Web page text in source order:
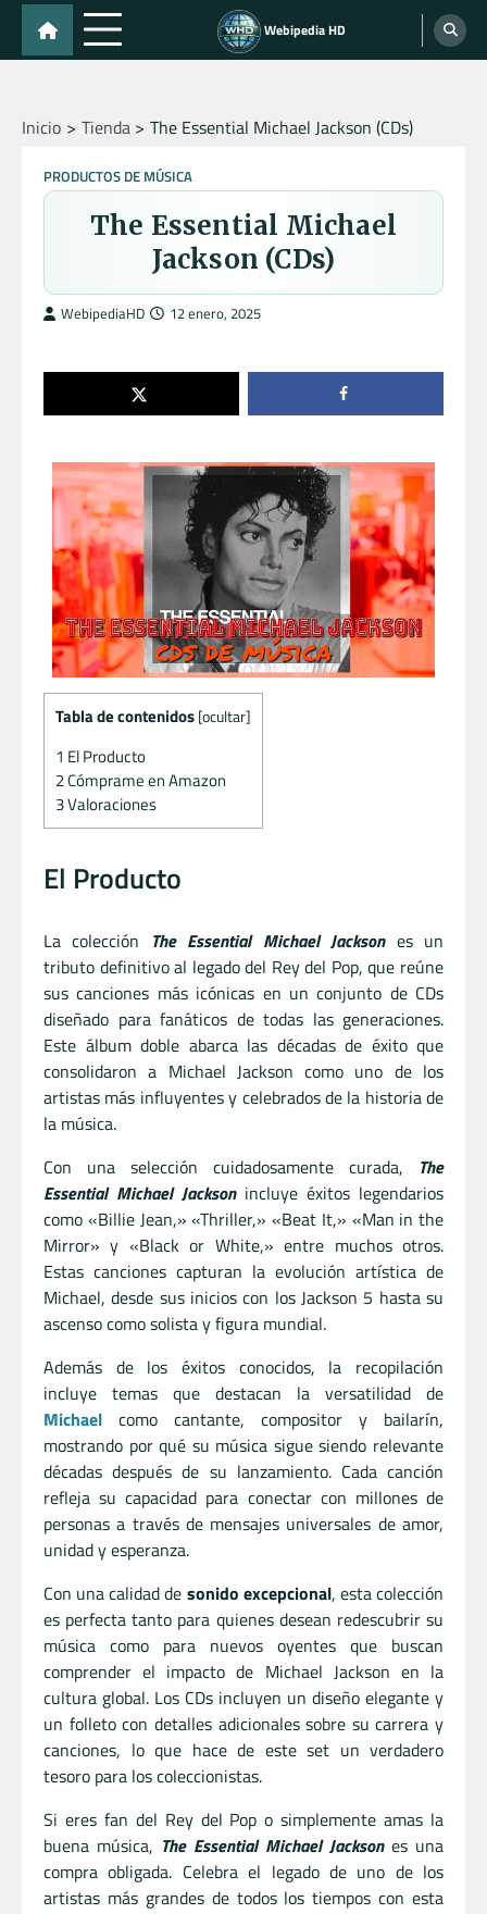
Skip
content
Webipedia HD
Inicio Tienda The Essential Michael Jackson (CDs)
PRODUCTOS DE MÚSICA
The Essential Michael
Jackson (CDs)
WebipediaHD 12 enero, 2025
Tabla de contenidos [ocultar]
1 El Producto
2Cómprame en Amazon
3Valoraciones
El Producto
La colección The Essential Michael Jacksones un
tributo definitivo al legado del Rey del Pop, que reúne
sus canciones más icónicas en un conjunto de CDs
diseñado para fanáticos de todas las generaciones.
Este álbum doble abarca las décadas de éxito que
consolidaron a Michael Jackson como uno de los
artistas más influyentes y celebrados de la historia de
la música.
Con una selección cuidadosamente curada, The
Essential Michael Jacksonincluye éxitos legendarios
como «Billie Jean,» «Thriller,» «Beat It,» «Man in the
Mirror» y «Black or White,» entre muchos otros.
Estas canciones capturan la evolución artística de
Michael, desde sus inicios con los Jackson 5 hasta su
ascenso como solista y figura mundial.
Además de los éxitos conocidos, la recopilación
incluye temas que destacan la versatilidad de
Michael
como cantante, compositor y bailarín,
mostrando por qué su música sigue siendo relevante
décadas después de su lanzamiento. Cada canción
refleja su capacidad para conectar con millones de
personas a través de mensajes universales de amor,
unidad y esperanza.
Con una calidad de sonido excepcional, esta colección
es perfecta tanto para quienes desean redescubrir su
música como para nuevos oyentes que buscan
comprender el impacto de Michael Jackson en la
cultura global. Los CDs incluyen un diseño elegante y
un folleto con detalles adicionales sobre su carrera y
canciones, lo que hace de este set un verdadero
tesoro para los coleccionistas.
Si eres fan del Rey del Pop o simplemente amas la
buena música, The Essential Michael Jacksones una
compra obligada. Celebra el legado de uno de los
artistas más grandes de todos los tiempos con esta